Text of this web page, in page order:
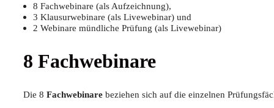
8 Fach­web­i­na­re (als Aufzeichnung),
3 Klau­sur­web­i­na­re (als Live­web­i­nar) und
2 Web­i­na­re münd­li­che Prü­fung (als Livewebinar)
8 Fach­web­i­na­re
Die 8 Fach­web­i­na­re bezie­hen sich auf die ein­zel­nen